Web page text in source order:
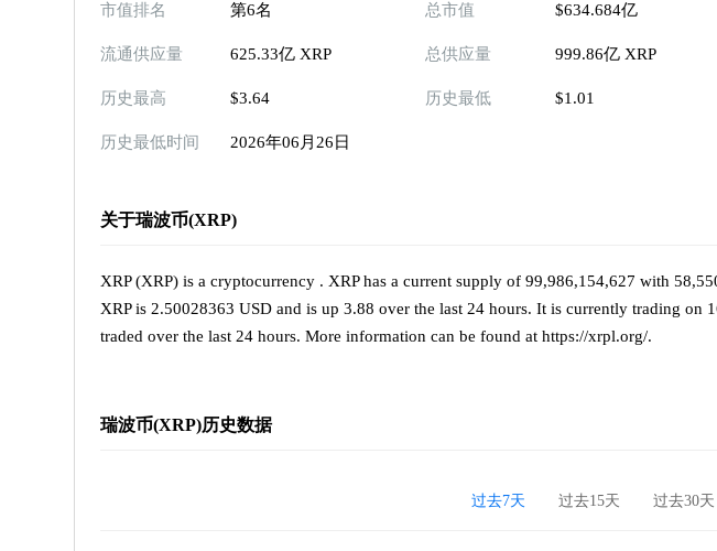
市值排名 第6名 总市值 $634.684亿
流通供应量 625.33亿 XRP 总供应量 999.86亿 XRP
历史最高 $3.64 历史最低 $1.01
历史最低时间 2026年06月26日
关于瑞波币(XRP)
XRP (XRP) is a cryptocurrency . XRP has a current supply of 99,986,154,627 with
XRP is 2.50028363 USD and is up 3.88 over the last 24 hours. It is currently trading on
traded over the last 24 hours. More information can be found at https://xrpl.org/.
瑞波币(XRP)历史数据
过去30天
过去15天
过去7天